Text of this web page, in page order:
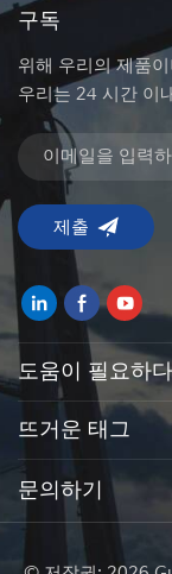
구독
위해 우리의 제품
우리는 24 시간 이
도움이 필요하다
뜨거운 태그
문의하기